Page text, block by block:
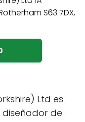
Ltd es
de